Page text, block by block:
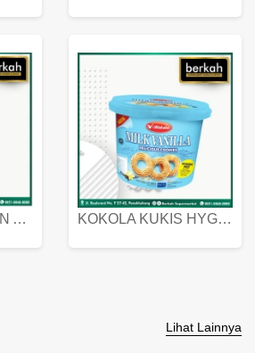
UBM CORONATION ASSORTED BISKUIT KALENG 450 GRAM KOKOLA KUKIS HYGIENIC MILK VANILLA PACK 320 GR
Lihat Lainnya